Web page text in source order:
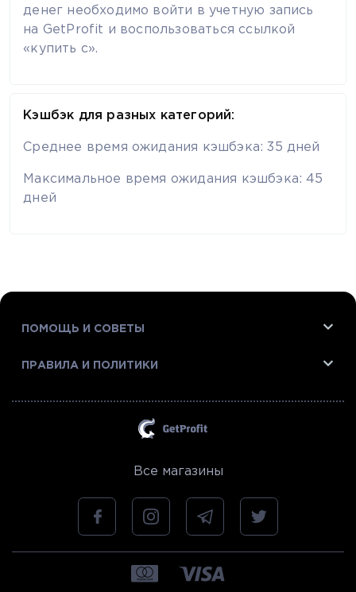
денег необходимо войти в учетную запись
на GetProfit и воспользоваться ссылкой
«купить с».
Кэшбэк для разных категорий:
Среднее время ожидания кэшбэка: 35 дней
Максимальное время ожидания кэшбэка: 45
дней
ПОМОЩЬ И СОВЕТЫ
ПРАВИЛА И ПОЛИТИКИ
Все магазины